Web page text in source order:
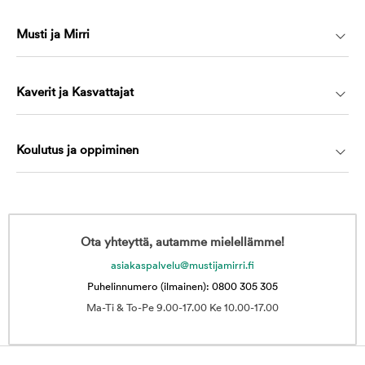
Musti ja Mirri
Kaverit ja Kasvattajat
Koulutus ja oppiminen
Ota yhteyttä, autamme mielellämme!
asiakaspalvelu@mustijamirri.fi
Puhelinnumero (ilmainen): 0800 305 305
Ma-Ti & To-Pe 9.00-17.00 Ke 10.00-17.00